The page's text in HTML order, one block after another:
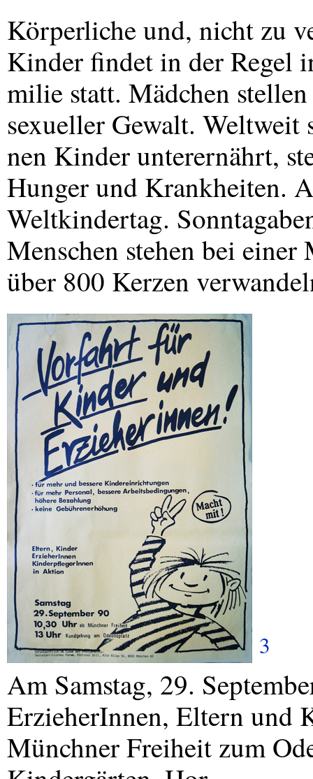
Körperliche und, nicht zu
Kinder findet in der Regel
milie statt. Mädchen
sexueller Gewalt.
nen Kinder unterernährt,
Hunger und Krankheiten.
Weltkindertag.
Menschen stehen bei
über 800 Kerzen
3
Am Samstag, 29.
ErzieherInnen, Eltern und
Münchner Freiheit zum